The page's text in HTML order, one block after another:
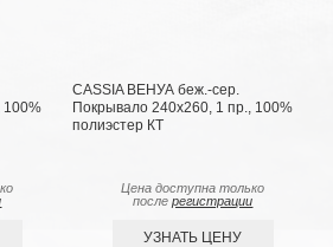
100%
CASSIA ВЕНУА беж.-сер.
Покрывало 240х260, 1 пр., 100%
полиэстер КТ
Цена доступна только
послерегистрации
УЗНАТЬ ЦЕНУ